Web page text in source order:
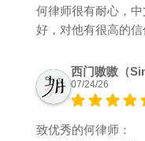
何律师很有耐心，
好，对他有很高的
西门嗷嗷（
07/24/26
致优秀的何律师：